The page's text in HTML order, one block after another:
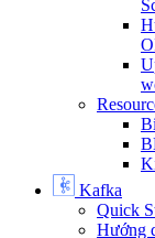
Kafka
Quick
Hướng